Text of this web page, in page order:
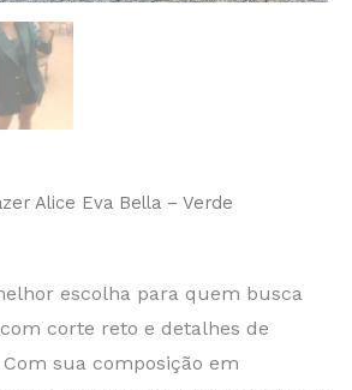
Alice Eva Bella – Verde
escolha para quem busca
corte reto e detalhes de
sua composição em